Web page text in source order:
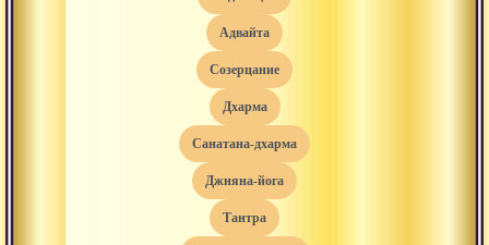
адвайта
созерцание
дхарма
санатана-дхарма
джняна-йога
тантра